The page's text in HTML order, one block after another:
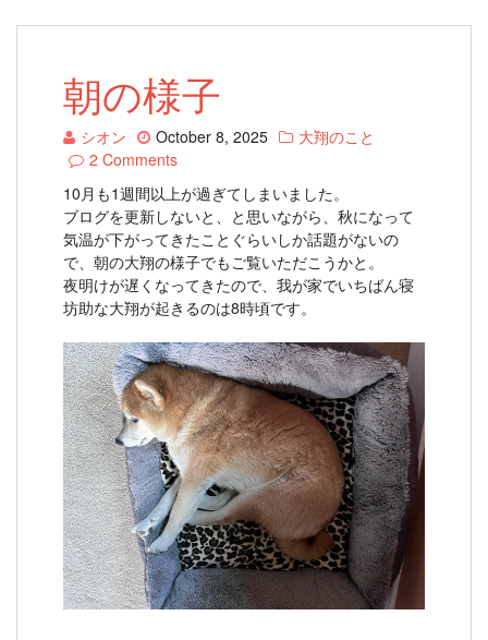
朝の様子
シオン October 8, 2025
大翔のこと
2 Comments
10月も1週間以上が過ぎてしまいました。
ブログを更新しないと、と思いながら、秋になって
気温が下がってきたことぐらいしか話題がないの
で、朝の大翔の様子でもご覧いただこうかと。
夜明けが遅くなってきたので、我が家でいちばん寝
坊助な大翔が起きるのは8時頃です。